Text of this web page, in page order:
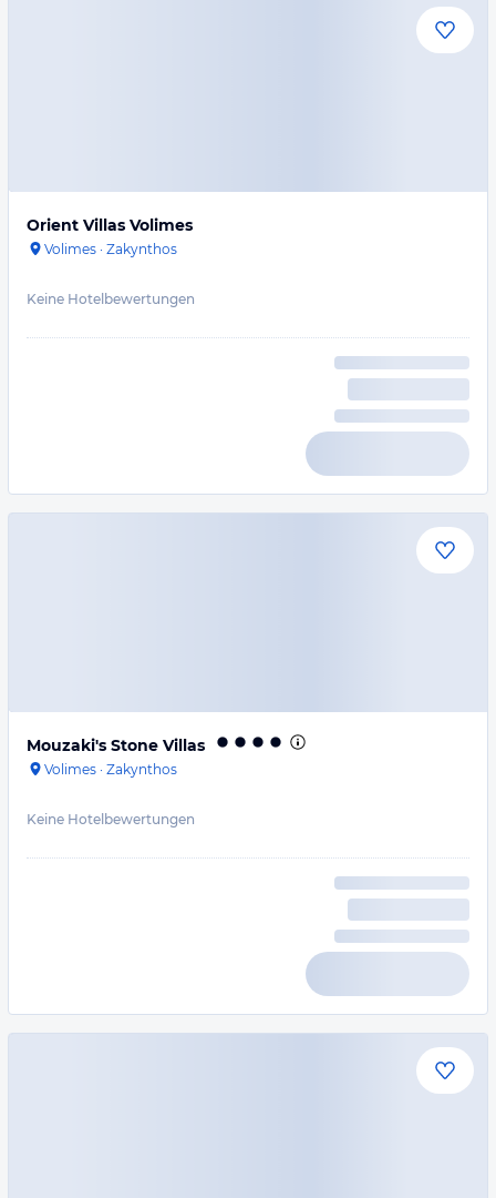
Orient Villas Volimes
Volimes · Zakynthos
Keine Hotelbewertungen
Mouzaki's Stone Villas
Volimes · Zakynthos
Keine Hotelbewertungen